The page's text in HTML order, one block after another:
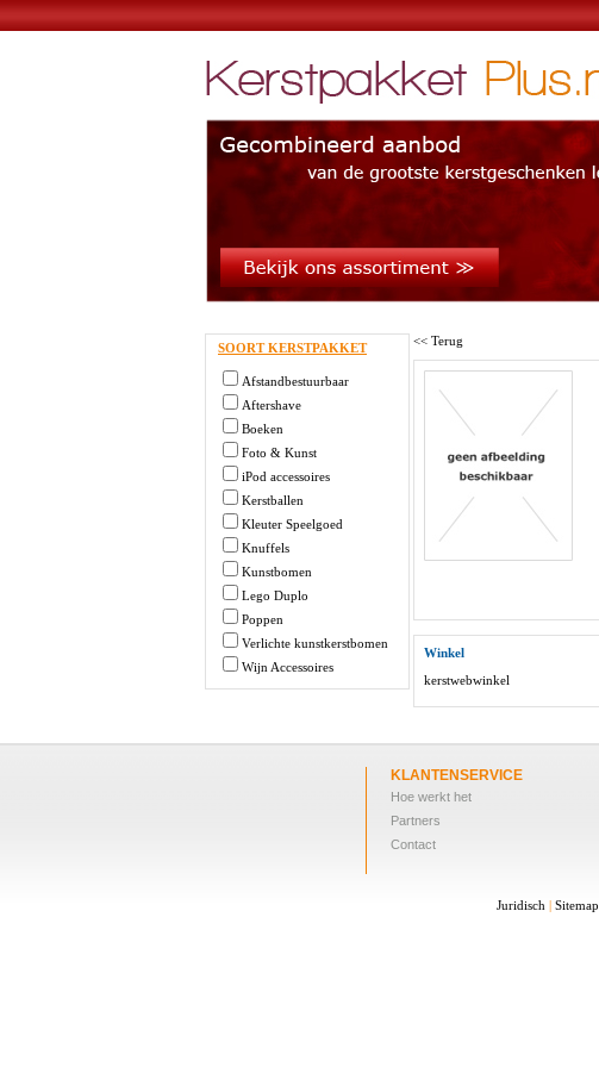
SOORT KERSTPAKKET
Afstandbestuurbaar
Aftershave
Boeken
Foto & Kunst
iPod accessoires
Kerstballen
Kleuter Speelgoed
Knuffels
Kunstbomen
Lego Duplo
Poppen
Verlichte kunstkerstbomen
Wijn Accessoires
<< Terug
Winkel
kerstwebwinkel
KLANTENSERVICE
Hoe werkt het
Partners
Contact
Juridisch | Sitemap